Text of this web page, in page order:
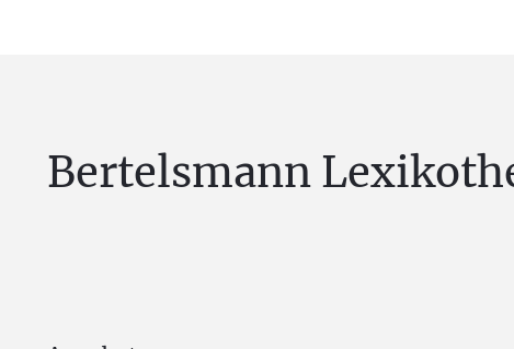
Bertelsmann